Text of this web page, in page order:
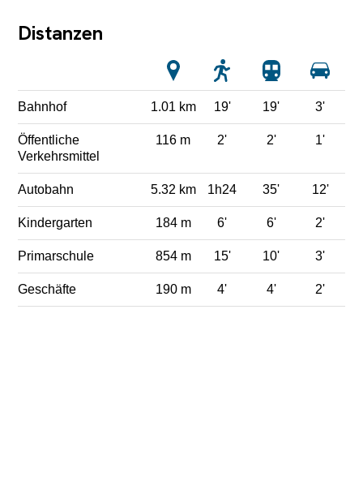
Distanzen
Bahnhof 1.01 km 19' 19' 3'
Öffentliche
Verkehrsmittel
116 m 2' 2' 1'
Autobahn 5.32 km 1h24 35' 12'
Kindergarten 184 m 6' 6' 2'
Primarschule 854 m 15' 10' 3'
Geschäfte 190 m 4' 4' 2'